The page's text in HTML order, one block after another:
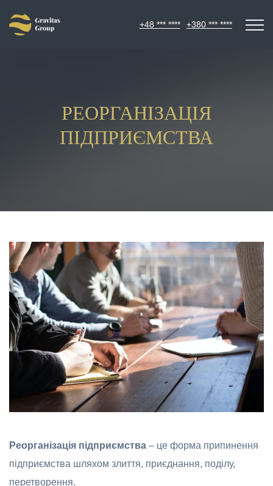
+48 *** **** +380 *** ****
РЕОРГАНІЗАЦІЯ
ПІДПРИЄМСТВА
Реорганізація підприємства – це форма припинення
підприємства шляхом злиття, приєднання, поділу,
перетворення.